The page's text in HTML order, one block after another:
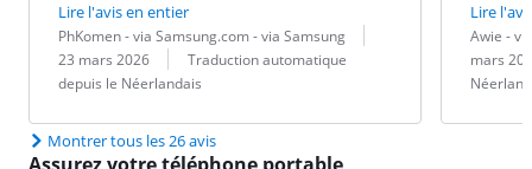
Lire l'avis en entier
Évaluation par :
PhKomen - via Samsung.com - via Samsung
Date :
23 mars 2026
Traduction :
Traduction automatique
depuis le Néerlandais
Lire
Évaluation
Awie -
Date :
mars
Traduction :
Montrer tous les 26 avis